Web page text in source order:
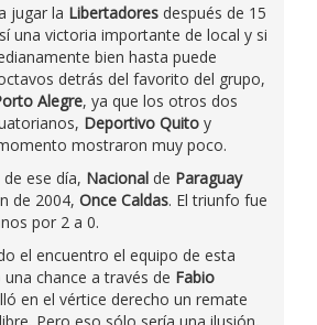
jugar la Libertadores después de 15
una victoria importante de local y si
bien hasta puede
detrás del favorito del grupo,
Alegre, ya que los otros dos
Deportivo Quito y
mostraron muy poco.
ese día, Nacional de Paraguay
de 2004, Once Caldas. El triunfo fue
por 2 a 0.
el encuentro el equipo de esta
chance a través de Fabio
en el vértice derecho un remate
Pero eso sólo sería una ilusión,